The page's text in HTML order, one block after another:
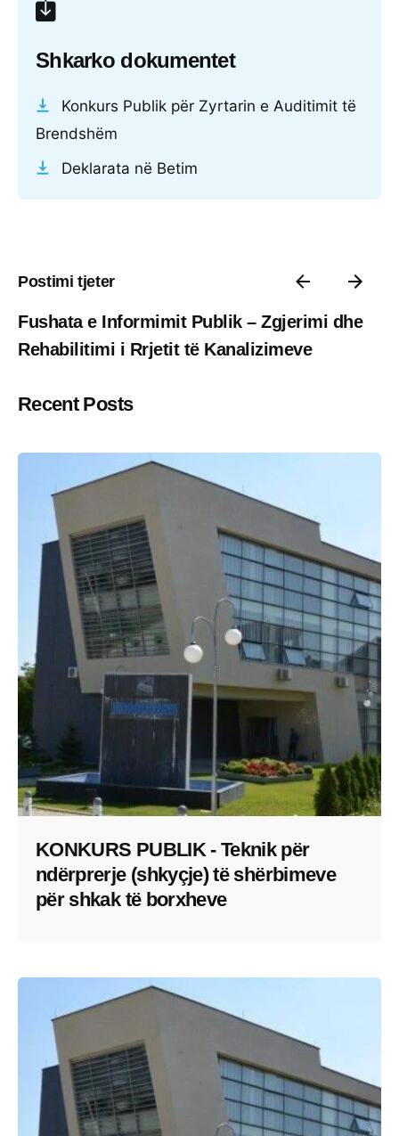
Shkarko dokumentet
Konkurs Publik për Zyrtarin e Auditimit të
Brendshëm
Deklarata në Betim
Postimi tjeter
Fushata e Informimit Publik – Zgjerimi dhe
Rehabilitimi i Rrjetit të Kanalizimeve
Recent Posts
KONKURS PUBLIK - Teknik për
ndërprerje (shkyçje) të shërbimeve
për shkak të borxheve